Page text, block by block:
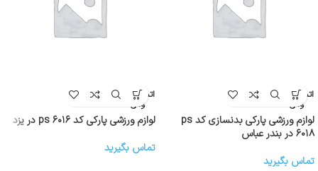
اتمام موج
ودی
لوازم ورزشی پارکی بدنسازی کد ps
۶۰۱۸ در بندر عباس
تماس بگیرید
اتمام موج
ودی
لوازم ورزشی پارکی کد ps ۶۰۱۶ در یزد
تماس بگیرید